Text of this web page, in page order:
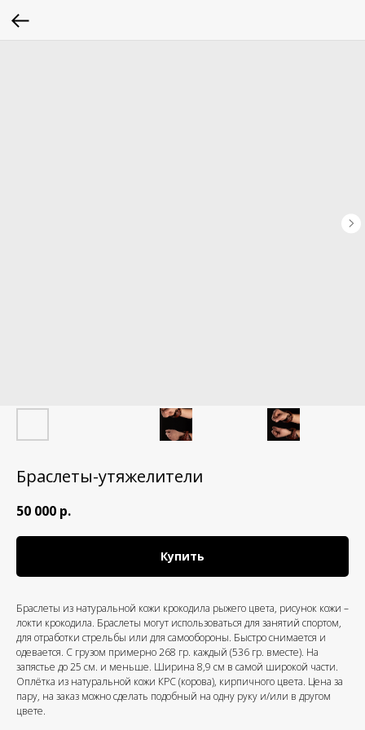
Браслеты-утяжелители
50 000 р.
Купить
Браслеты из натуральной кожи крокодила рыжего цвета, рисунок кожи –
локти крокодила. Браслеты могут использоваться для занятий спортом,
для отработки стрельбы или для самообороны. Быстро снимается и
одевается. С грузом примерно 268 гр. каждый (536 гр. вместе). На
запястье до 25 см. и меньше. Ширина 8,9 см в самой широкой части.
Оплётка из натуральной кожи КРС (корова), кирпичного цвета. Цена за
пару, на заказ можно сделать подобный на одну руку и/или в другом
цвете.